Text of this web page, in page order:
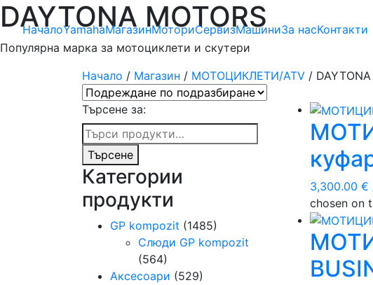
НачалоYamahaМагазинМоториСервизМашиниЗа насКонтакти
DAYTONA MOTORS
Популярна марка за мотоциклети и скутери
Начало / Магазин / МОТОЦИКЛЕТИ/ATV /
3,300.00 €
chosen on
Търсене за:
Търсене
Категории
продукти
GP kompozit (1485)
Слюди GP kompozit
(564)
Аксесоари (529)